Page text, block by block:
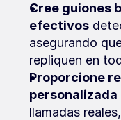
Cree guiones
efectivos
asegurando
repliquen en
Proporcione
personalizada
llamadas